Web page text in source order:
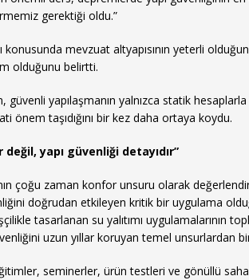
gerektiği oldu.”
konusunda mevzuat altyapısının yeterli
olduğunu belirtti.
güvenli yapılaşmanın yalnızca statik hesaplarla
önem taşıdığını bir kez daha ortaya koydu.
değil, yapı güvenliği detayıdır”
çoğu zaman konfor unsuru olarak
doğrudan etkileyen kritik bir uygulama
tasarlanan su yalıtımı uygulamalarının
uzun yıllar koruyan temel unsurlardan
seminerler, ürün testleri ve gönüllü